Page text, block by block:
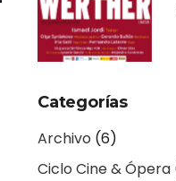
Categorías
Archivo (6)
Ciclo Cine & Ópera